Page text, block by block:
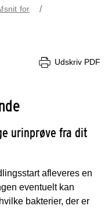
for
Udskriv PDF
urinprøve fra dit
afleveres en
eventuelt kan
bakterier, der er